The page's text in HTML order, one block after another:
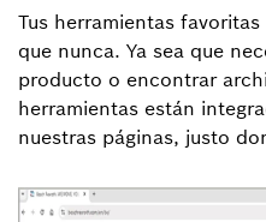
Tus herramientas
que nunca. Ya sea que
producto o encontrar
herramientas están
nuestras páginas, justo